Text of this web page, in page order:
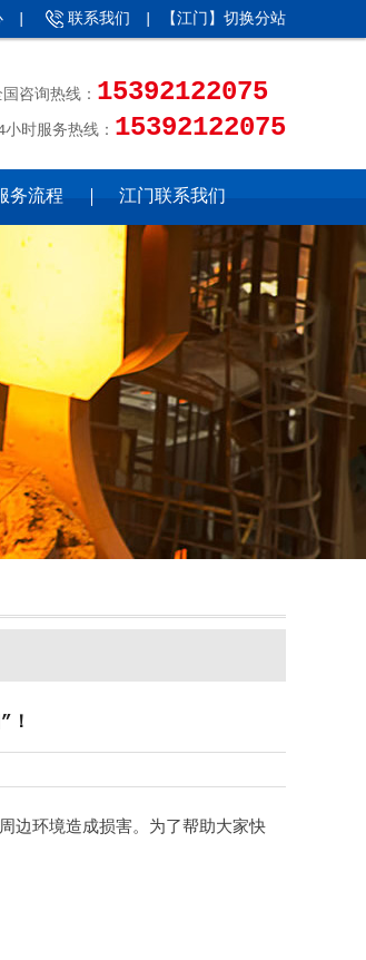
联系我们 | 【江门】 切换分站
咨询热线： 15392122075
小时服务热线： 15392122075
务流程 江门联系我们
！
边环境造成损害。为了帮助大家快